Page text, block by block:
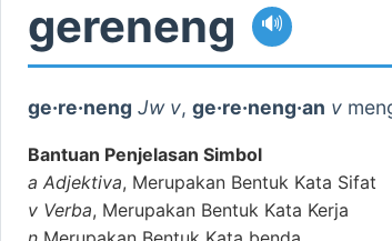
gereneng 🔊
ge·re·neng Jw v, ge·re·neng·an v
Bantuan Penjelasan Simbol
a Adjektiva, Merupakan Bentuk Kata Sifat
v Verba, Merupakan Bentuk Kata Kerja